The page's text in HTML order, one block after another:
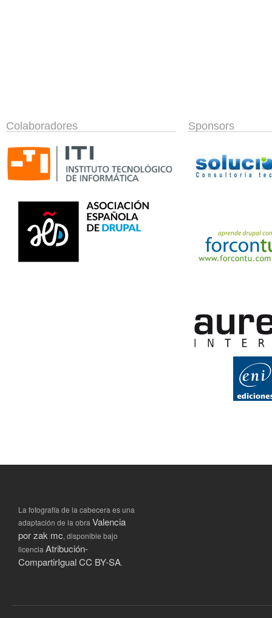
Colaboradores Sponsors
La fotografía de la cabecera es una
adaptación de la obra Valencia
por zak mc, disponible bajo
licencia Atribución-
CompartirIgual CC BY-SA.